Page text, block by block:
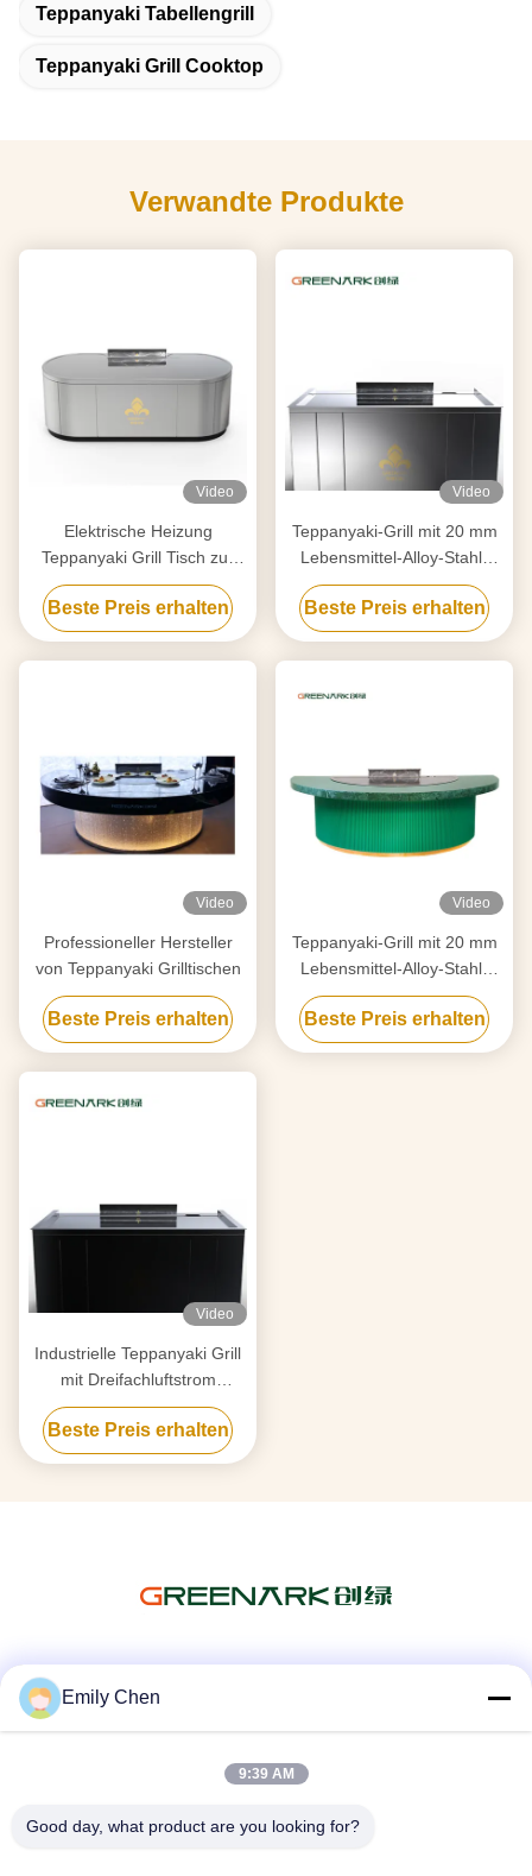
Teppanyaki Tabellengrill
Teppanyaki Grill Cooktop
Verwandte Produkte
Video
Elektrische Heizung
Teppanyaki Grill Tisch zur
Reinigung angepasst an Ihre
Anforderungen
Beste Preis erhalten
Video
Teppanyaki-Grill mit 20 mm
Lebensmittel-Alloy-Stahl-
Schalter und Smart Heating
Beste Preis erhalten
Video
Professioneller Hersteller
von Teppanyaki Grilltischen
Beste Preis erhalten
Video
Teppanyaki-Grill mit 20 mm
Lebensmittel-Alloy-Stahl-
Schalter und Smart Heating
Beste Preis erhalten
Video
Industrielle Teppanyaki Grill
mit Dreifachluftstrom
Rauchreinigung & Anti-Clog
Tech
Beste Preis erhalten
Emily Chen
9:39 AM
Good day, what product are you looking for?